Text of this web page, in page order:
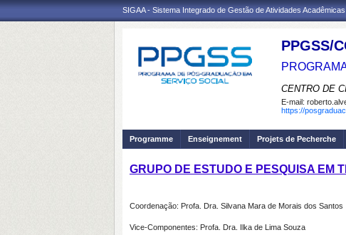
SIGAA - Sistema Integrado de Gestão de Atividades Acadêmicas
PPGSS/
CENTRO DE
E-mail:
https://
Programme Enseignement Projets de Pecherche
GRUPO DE ESTUDO E PESQUISA EM
Coordenação: Profa. Dra. Silvana Mara de Morais dos Santos
Vice-Componentes: Profa. Dra. Ilka de Lima Souza